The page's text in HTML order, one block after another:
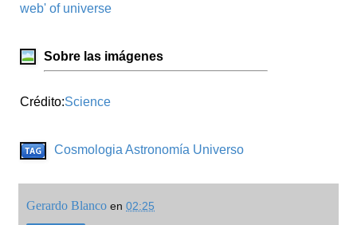
web' of universe
Sobre las imágenes
Crédito:Science
Cosmologia Astronomía Universo
Gerardo Blanco en 02:25